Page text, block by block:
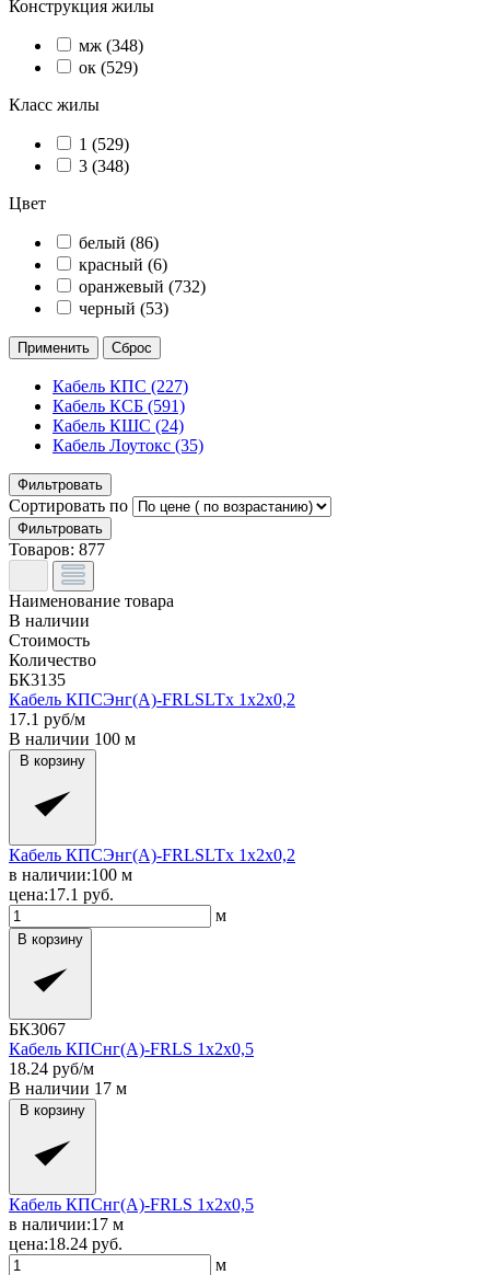
Конструкция жилы
мж (348)
ок (529)
Класс жилы
1 (529)
3 (348)
Цвет
белый (86)
красный (6)
оранжевый (732)
черный (53)
Кабель КПС (227)
Кабель КСБ (591)
Кабель КШС (24)
Кабель Лоутокс (35)
Фильтровать
Сортировать по
Фильтровать
Товаров: 877
Наименование товара
В наличии
Стоимость
Количество
БК3135
Кабель КПСЭнг(A)-FRLSLTx 1x2x0,2
17.1 руб/м
В наличии 100 м
В корзину
Кабель КПСЭнг(A)-FRLSLTx 1x2x0,2
в наличии:100 м
цена:17.1 руб.
м
В корзину
БК3067
Кабель КПСнг(A)-FRLS 1x2x0,5
18.24 руб/м
В наличии 17 м
В корзину
Кабель КПСнг(A)-FRLS 1x2x0,5
в наличии:17 м
цена:18.24 руб.
м